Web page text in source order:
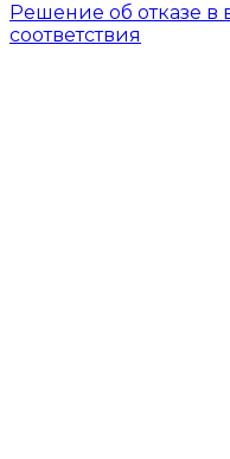
Решение об отказе в
соответствия